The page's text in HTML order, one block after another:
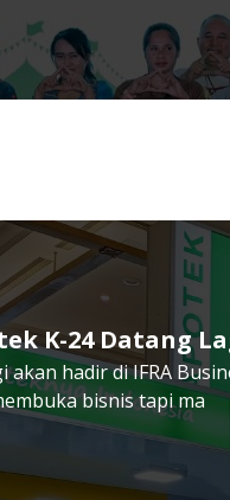
K-24 Datang
hadir di IFRA
bisnis tapi ma